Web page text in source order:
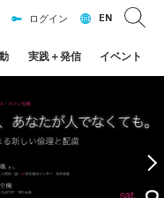
実践＋発信 イベント
ログイン EN